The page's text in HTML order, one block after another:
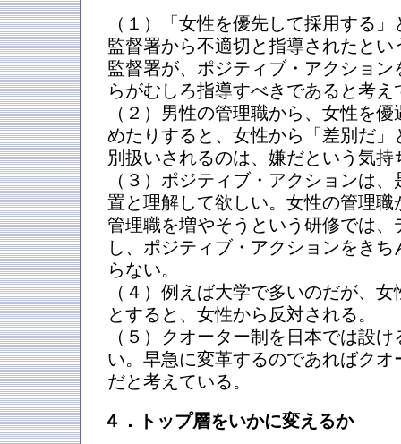
（１）「女性を優先して採用する
監督署から不適切と指導されたと
監督署が、ポジティブ・アクショ
らがむしろ指導すべきであると考え
（２）男性の管理職から、女性を
めたりすると、女性から「差別だ
別扱いされるのは、嫌だという気
（３）ポジティブ・アクションは
置と理解して欲しい。女性の管理
管理職を増やそうという研修では、
し、ポジティブ・アクションをき
らない。
（４）例えば大学で多いのだが、
とすると、女性から反対される。
（５）クオーター制を日本では設
い。早急に変革するのであればク
だと考えている。
４．トップ層をいかに変えるか